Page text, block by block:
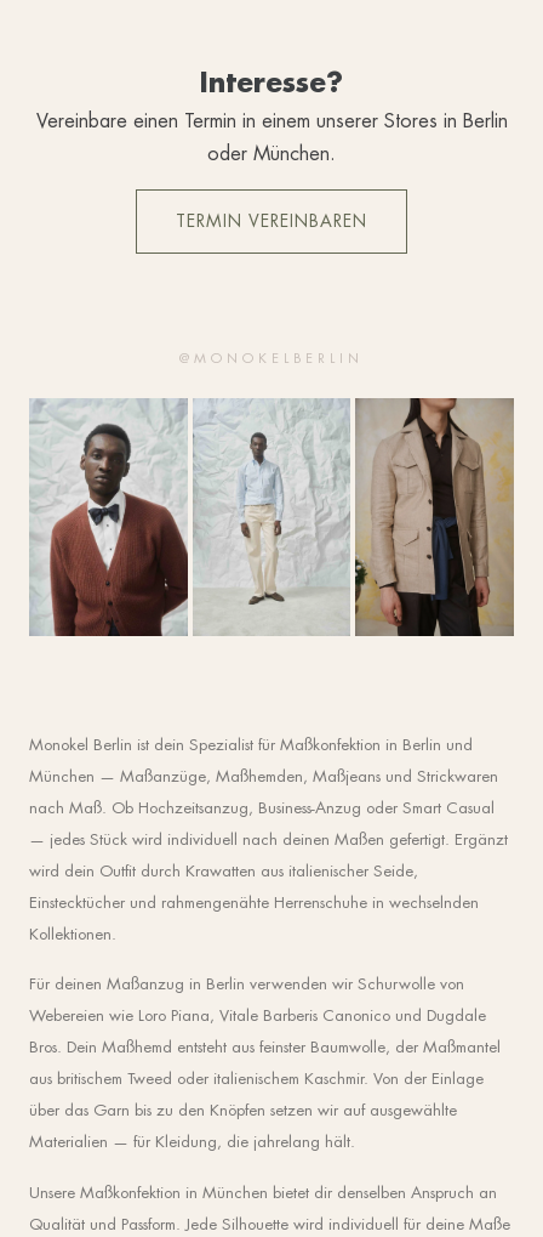
Interesse?
Vereinbare einen Termin in einem unserer Stores in Berlin
oder München.
TERMIN VEREINBAREN
@MONOKELBERLIN
Monokel Berlin ist dein Spezialist für Maßkonfektion in Berlin und
München — Maßanzüge, Maßhemden, Maßjeans und Strickwaren
nach Maß. Ob Hochzeitsanzug, Business-Anzug oder Smart Casual
— jedes Stück wird individuell nach deinen Maßen gefertigt. Ergänzt
wird dein Outfit durch Krawatten aus italienischer Seide,
Einstecktücher und rahmengenähte Herrenschuhe in wechselnden
Kollektionen.
Für deinen Maßanzug in Berlin verwenden wir Schurwolle von
Webereien wie Loro Piana, Vitale Barberis Canonico und Dugdale
Bros. Dein Maßhemd entsteht aus feinster Baumwolle, der Maßmantel
aus britischem Tweed oder italienischem Kaschmir. Von der Einlage
über das Garn bis zu den Knöpfen setzen wir auf ausgewählte
Materialien — für Kleidung, die jahrelang hält.
Unsere Maßkonfektion in München bietet dir denselben Anspruch an
Qualität und Passform. Jede Silhouette wird individuell für deine Maße